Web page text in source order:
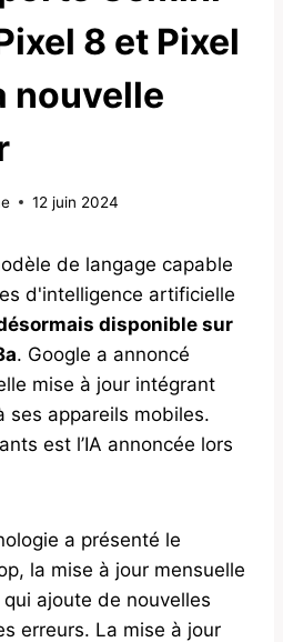
8 et Pixel
nouvelle
12 juin 2024
de langage capable
d'intelligence artificielle
disponible sur
. Google a annoncé
mise à jour intégrant
ses appareils mobiles.
est l’IA annoncée lors
a présenté le
la mise à jour mensuelle
ajoute de nouvelles
erreurs. La mise à jour